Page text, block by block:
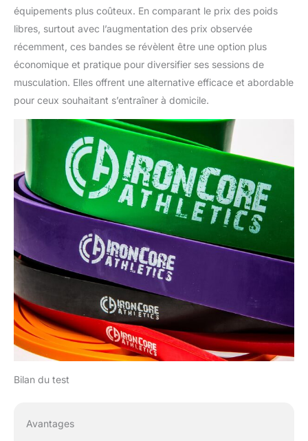
équipements plus coûteux. En comparant le prix des poids
libres, surtout avec l’augmentation des prix observée
récemment, ces bandes se révèlent être une option plus
économique et pratique pour diversifier ses sessions de
musculation. Elles offrent une alternative efficace et abordable
pour ceux souhaitant s’entraîner à domicile.
Bilan du test
Avantages